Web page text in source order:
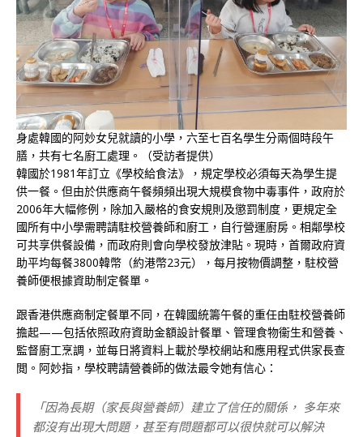
身處韓國的阿妙女兒就讀的小學，六至七百名學生分兩個時段午
膳，共有七名廚工處理。（受訪者提供）
韓國於1981年訂立《學校給食法》，規定學校必須每天為學生提
供一餐。但由於供應商午餐頻頻出現大規模食物中毒事件，政府於
2006年大幅修例，除加入嚴格的食安規則及懲罰制度，更規定全
國所有中小學需聘請駐校營養師和廚工，自行營運廚房。相鄰學校
可共享供餐設備，而政府則會向學校發放津貼。現時，首爾政府資
助平均每餐3800韓幣（約港幣23元），每月按物價調整，駐校營
養師便根據資助制定餐單。
跟香港供應商制定餐單不同，在韓國統籌午餐的重任由駐校營養師
擔起——包括依照政府資助金額設計餐單、管理食物衞生和營養、
監督廚工烹調，並每日將資料上載於學校網站和應用程式供家長查
閲。阿妙指，學校聘請營養師的做法最令她有信心：
「因為長期（家長與營養師）建立了信任的關係， 多年來
都沒有出現大問題，甚至有問題都可以很快就可以解決